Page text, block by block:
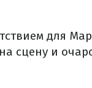
для
сцену и